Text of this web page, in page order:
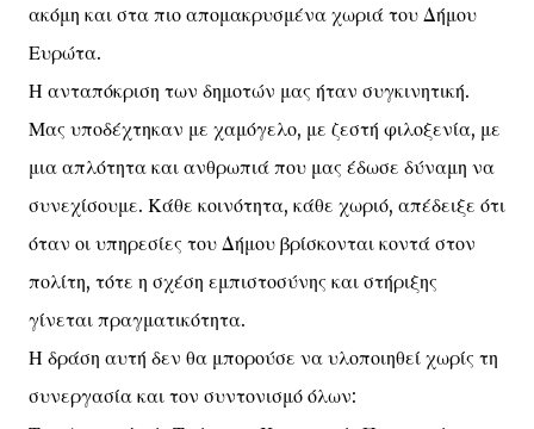
ακόμη και στα πιο απομακρυσμένα χωριά του Δήμου
Ευρώτα.
Η ανταπόκριση των δημοτών μας ήταν συγκινητική.
Μας υποδέχτηκαν με χαμόγελο, με ζεστή φιλοξενία, με
μια απλότητα και ανθρωπιά που μας έδωσε δύναμη να
συνεχίσουμε. Κάθε κοινότητα, κάθε χωριό, απέδειξε ότι
όταν οι υπηρεσίες του Δήμου βρίσκονται κοντά στον
πολίτη, τότε η σχέση εμπιστοσύνης και στήριξης
γίνεται πραγματικότητα.
Η δράση αυτή δεν θα μπορούσε να υλοποιηθεί χωρίς τη
συνεργασία και τον συντονισμό όλων: